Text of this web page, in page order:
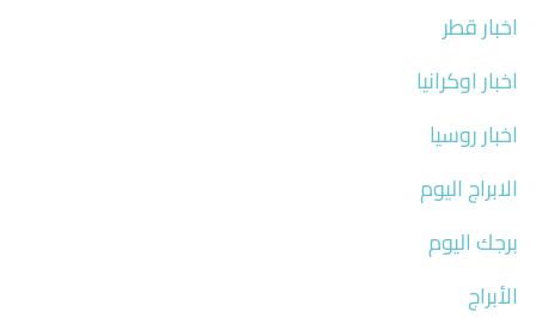
اخبار قطر
اخبار اوكرانيا
اخبار روسيا
الابراج اليوم
برجك اليوم
الأبراج